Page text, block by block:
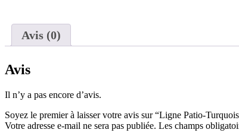
Avis (0)
Avis
Il n’y a pas encore d’avis.
Soyez le premier à laisser votre avis sur “Ligne Patio-
Votre adresse e-mail ne sera pas publiée. Les champs